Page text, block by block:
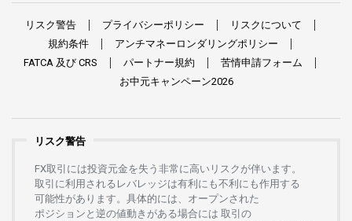
リスク警告 プライバシーポリシー
リスクについて
規約条件
アンチマネーロンダリングポリシー
FATCA 及び CRS パートナー規約 苦情申請フォーム
お中元キャンペーン2026
リスク警告
FX取引には投資元金を失う 非常に高い リスクが伴います。
取引に利用さ れる レバレッジは有利にも不利にも作用する
可能性があります。 具体的には、 オープンさ れた
ポジションと 逆の値動きがある場合には 取引の